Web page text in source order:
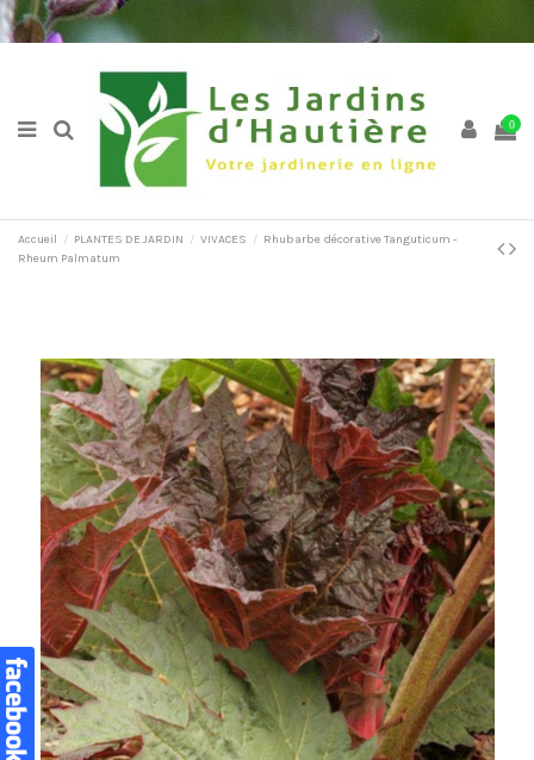
0
Accueil PLANTES DE JARDIN VIVACES
Rhubarbe décorative Tanguticum -
Rheum Palmatum